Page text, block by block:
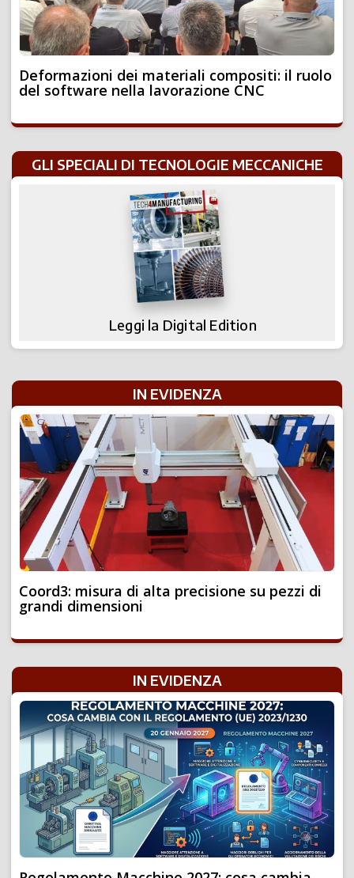
Deformazioni dei materiali compositi: il ruolo
del software nella lavorazione CNC
GLI SPECIALI DI TECNOLOGIE MECCANICHE
Leggi la Digital Edition
IN EVIDENZA
Coord3: misura di alta precisione su pezzi di
grandi dimensioni
IN EVIDENZA